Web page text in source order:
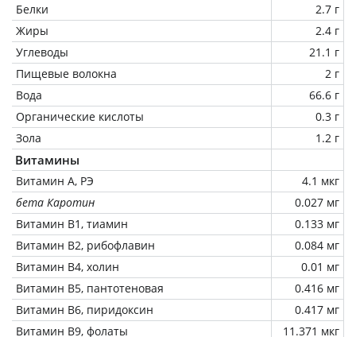
Белки
2.7 г
Жиры
2.4 г
Углеводы
21.1 г
Пищевые волокна
2 г
Вода
66.6 г
Органические кислоты
0.3 г
Зола
1.2 г
Витамины
Витамин А, РЭ
4.1 мкг
бета Каротин
0.027 мг
Витамин В1, тиамин
0.133 мг
Витамин В2, рибофлавин
0.084 мг
Витамин В4, холин
0.01 мг
Витамин В5, пантотеновая
0.416 мг
Витамин В6, пиридоксин
0.417 мг
Витамин В9, фолаты
11.371 мкг